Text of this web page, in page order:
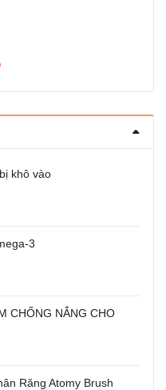
khô vào
3
CHỐNG NẮNG CHO
Răng Atomy Brush